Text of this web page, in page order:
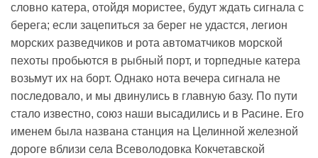
словно катера, отойдя мористее, будут ждать сигнала с
берега; если зацепиться за берег не удастся, легион
морских разведчиков и рота автоматчиков морской
пехоты пробьются в рыбный порт, и торпедные катера
возьмут их на борт. Однако нота вечера сигнала не
последовало, и мы двинулись в главную базу. По пути
стало известно, союз наши высадились и в Расине. Его
именем была названа станция на Целинной железной
дороге вблизи села Всеволодовка Кокчетавской